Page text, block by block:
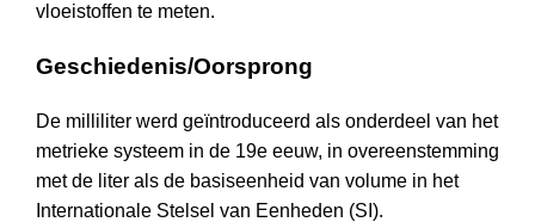
vloeistoffen te meten.
Geschiedenis/Oorsprong
De milliliter werd geïntroduceerd als onderdeel van het
metrieke systeem in de 19e eeuw, in overeenstemming
met de liter als de basiseenheid van volume in het
Internationale Stelsel van Eenheden (SI).